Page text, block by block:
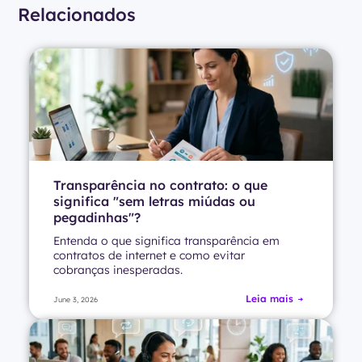
Relacionados
Transparência no contrato: o que
significa "sem letras miúdas ou
pegadinhas"?
Entenda o que significa transparência em
contratos de internet e como evitar
cobranças inesperadas.
June 3, 2026 Leia mais